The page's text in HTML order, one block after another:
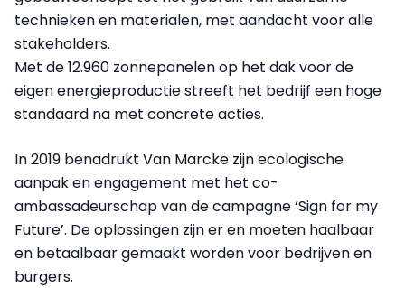
technieken en materialen, met aandacht voor alle
stakeholders.
Met de 12.960 zonnepanelen op het dak voor de
eigen energieproductie streeft het bedrijf een hoge
standaard na met concrete acties.
In 2019 benadrukt Van Marcke zijn ecologische
aanpak en engagement met het co-
ambassadeurschap van de campagne ‘Sign for my
Future’. De oplossingen zijn er en moeten haalbaar
en betaalbaar gemaakt worden voor bedrijven en
burgers.